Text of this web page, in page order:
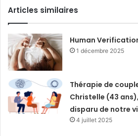
Articles similaires
Human
1 décembre 2025
Thérapie de
Christelle (43
disparu de notre
4 juillet 2025